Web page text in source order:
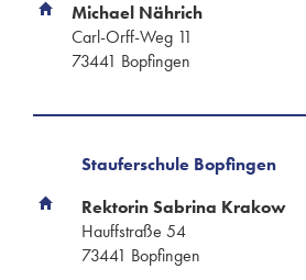
Michael Nährich
Carl-Orff-Weg 11
73441 Bopfingen
Stauferschule Bopfingen
Rektorin Sabrina Krakow
Hauffstraße 54
73441 Bopfingen